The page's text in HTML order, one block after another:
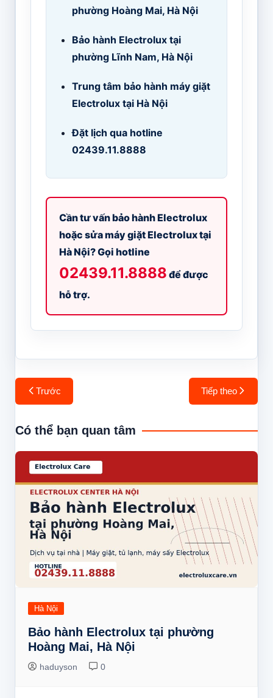
phường Hoàng Mai, Hà Nội
Bảo hành Electrolux tại
phường Lĩnh Nam, Hà Nội
Trung tâm bảo hành máy giặt
Electrolux tại Hà Nội
Đặt lịch qua hotline
02439.11.8888
Cần tư vấn bảo hành Electrolux
hoặc sửa máy giặt Electrolux tại
Hà Nội? Gọi hotline
02439.11.8888 để được
hỗ trợ.
Điều
hướng
bài
Trước Tiếp theo
Có thể bạn quan tâm
Hà Nội
Bảo hành Electrolux tại phường
Hoàng Mai, Hà Nội
haduyson 0